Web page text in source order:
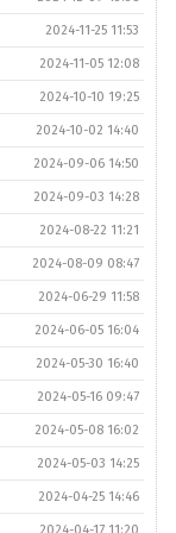
2024-11-25 11:53
2024-11-05 12:08
2024-10-10 19:25
2024-10-02 14:40
2024-09-06 14:50
2024-09-03 14:28
2024-08-22 11:21
2024-08-09 08:47
2024-06-29 11:58
2024-06-05 16:04
2024-05-30 16:40
2024-05-16 09:47
2024-05-08 16:02
2024-05-03 14:25
2024-04-25 14:46